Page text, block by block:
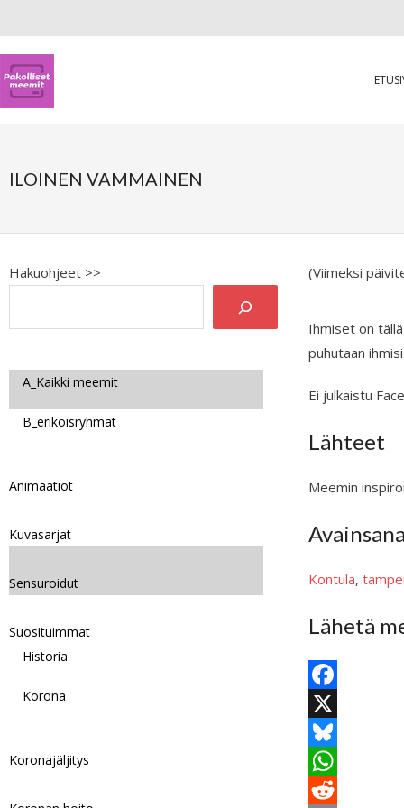
ILOINEN VAMMAINEN
(Viimeksi
Ihmiset on
puhutaan
Ei julkaistu
Lähteet
Meemin
Kontula,
Lähetä
F
a
c
e
X
B
lW
Hakuohjeet >>
A_Kaikki meemit
B_erikoisryhmät
Animaatiot
Kuvasarjat
Sensuroidut
Suosituimmat
Historia
Korona
Koronajäljitys